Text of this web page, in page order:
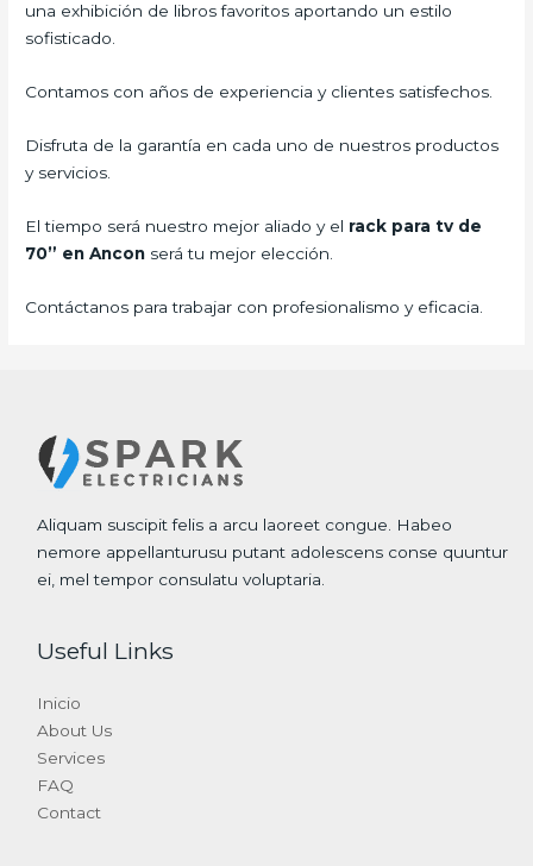
una exhibición de libros favoritos aportando un estilo
sofisticado.
Contamos con años de experiencia y clientes satisfechos.
Disfruta de la garantía en cada uno de nuestros productos
y servicios.
El tiempo será nuestro mejor aliado y el rack para tv de
70” en Ancon será tu mejor elección.
Contáctanos para trabajar con profesionalismo y eficacia.
Aliquam suscipit felis a arcu laoreet congue. Habeo
nemore appellanturusu putant adolescens conse quuntur
ei, mel tempor consulatu voluptaria.
Useful Links
Inicio
About Us
Services
FAQ
Contact